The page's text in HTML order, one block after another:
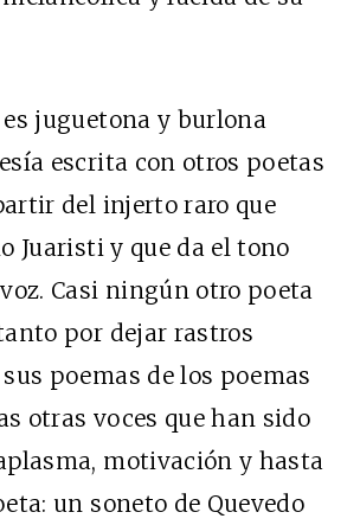
es juguetona y burlona
escrita con otros poetas
del injerto raro que
Juaristi y que da el tono
Casi ningún otro poeta
por dejar rastros
poemas de los poemas
otras voces que han sido
motivación y hasta
un soneto de Quevedo